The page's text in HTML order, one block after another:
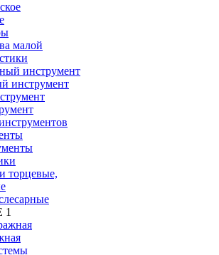
малой
инструмент
торцевые,
1